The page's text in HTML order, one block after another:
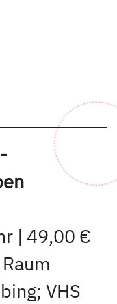
| 49,00 €
VHS